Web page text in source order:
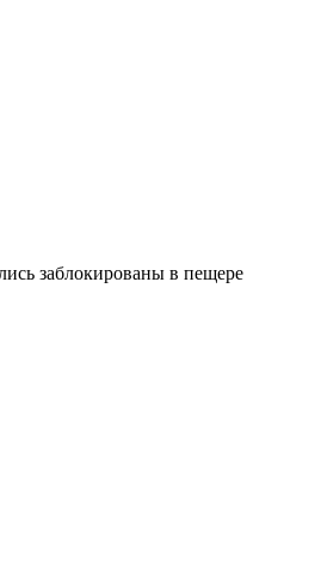
заблокированы в пещере